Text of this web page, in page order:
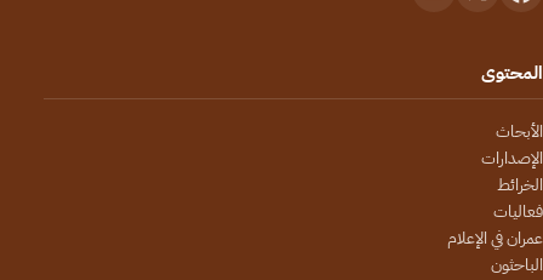
المحتوى
الأبحاث
الإصدارات
الخرائط
فعاليات
عمران في الإعلام
الباحثون